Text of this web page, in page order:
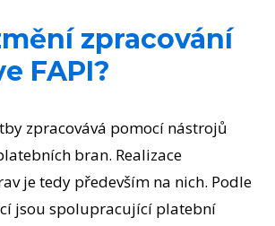
zpracování
FAPI?
zpracovává pomocí nástrojů
bran. Realizace
je tedy především na nich. Podle
jsou spolupracující platební